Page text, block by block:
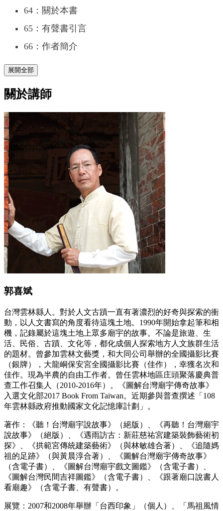
64：關於本書
65：有聲書引言
66：作者簡介
展開全部
關於講師
郭喜斌
台灣雲林縣人。對於人文古蹟一直有著濃烈的好奇與探索的衝
動，以人文書寫的角度看待這塊土地。1990年開始拿起筆和相
機，記錄屬於這塊土地上眾多廟宇的故事。不論是旅遊、生
活、民俗、古蹟、文化等，都化成個人探索地方人文族群生活
的題材。曾參加雲林文藝獎，和大同公司舉辦的全國攝影比賽
（銀牌），大龍峒保安宮全國攝影比賽（佳作），幸獲名次和
佳作。現為半農的自由工作者。曾任雲林地區庄頭聚落慶典普
查工作召集人（2010-2016年）。《圖解台灣廟宇傳奇故事》
入選文化部2017 Book From Taiwan。近期參與普查撰述「108
年雲林縣政府推動國家文化記憶庫計劃」。
著作：《聽！台灣廟宇說故事》（絕版）、《再聽！台灣廟宇
說故事》（絕版）、《遇雨訪古：新莊慈祐宮建築裝飾藝術初
探》、《拱範宮傳統建築藝術》（與林敏雄合著）、《追隨媽
祖的足跡》（與黃晨淳合著）、《圖解台灣廟宇傳奇故事》
（含電子書）、《圖解台灣廟宇戲文圖鑑》（含電子書）、
《圖解台灣民間吉祥圖鑑》（含電子書）、《跟著廟口說書人
看廟趣》（含電子書、有聲書）。
展覽：2007和2008年舉辦「台西印象」（個人）、「馬祖風情